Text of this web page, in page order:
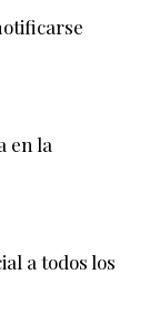
en la
a todos los